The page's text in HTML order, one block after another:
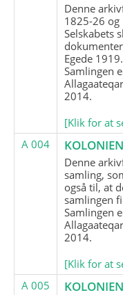
Denne
1825-26 og
Selskabets
Egede 1919.
Samlingen
2014.
[Klik for at
A 004
Denne
samling,
også til, at
samlingen
Samlingen
2014.
[Klik for at
A 005